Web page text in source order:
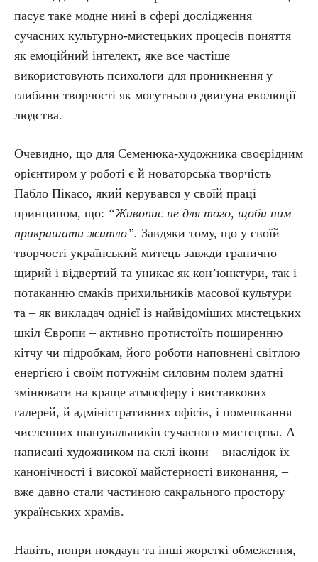
пасує таке модне нині в сфері дослідження
сучасних культурно-мистецьких процесів поняття
як емоційний інтелект, яке все частіше
використовують психологи для проникнення у
глибини творчості як могутнього двигуна еволюції
людства.
Очевидно, що для Семенюка-художника своєрідним
орієнтиром у роботі є й новаторська творчість
Пабло Пікасо, який керувався у своїй праці
принципом, що: “Живопис не для того, щоби ним
прикрашати житло”. Завдяки тому, що у своїй
творчості український митець завжди гранично
щирий і відвертий та уникає як кон’юнктури, так і
потаканню смаків прихильників масової культури
та – як викладач однієї із найвідоміших мистецьких
шкіл Європи – активно протистоїть поширенню
кітчу чи підробкам, його роботи наповнені світлою
енергією і своїм потужнім силовим полем здатні
змінювати на краще атмосферу і виставкових
галерей, й адміністративних офісів, і помешкання
численних шанувальників сучасного мистецтва. А
написані художником на склі ікони – внаслідок їх
канонічності і високої майстерності виконання, –
вже давно стали частиною сакрального простору
українських храмів.
Навіть, попри нокдаун та інші жорсткі обмеження,